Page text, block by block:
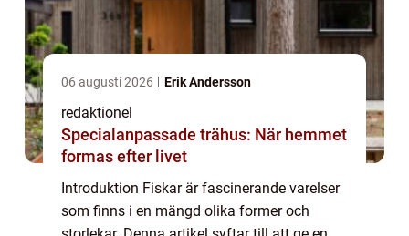
06 augusti 2026 Erik Andersson
redaktionel
Specialanpassade trähus: När hemmet
formas efter livet
Introduktion Fiskar är fascinerande varelser
som finns i en mängd olika former och